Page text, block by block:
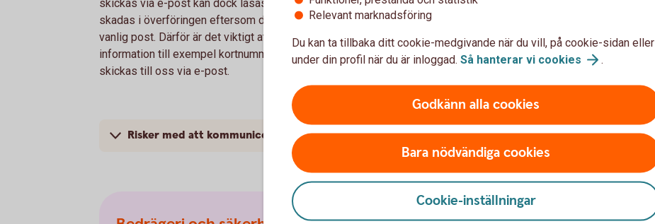
skickas via e-post kan dock läsas och/eller ändras av obehöriga personer. Det kan även
skadas i överföringen eftersom det skickas helt öppet, ungefär som ett vykort med
vanlig post. Därför är det viktigt att du aldrig sänder konfidentiell eller personlig
information till exempel kortnummer, kontonummer, transaktionsuppdrag och liknande,
skickas till oss via e-post.
Risker med att kommunicera via e-post
Relevant marknadsföring
Du kan ta tillbaka ditt cookie-medgivande när du vill, på cookie-sidan eller
under din profil när du är inloggad. Så hanterar vi cookies .
Godkänn alla cookies
Bara nödvändiga cookies
Cookie-inställningar